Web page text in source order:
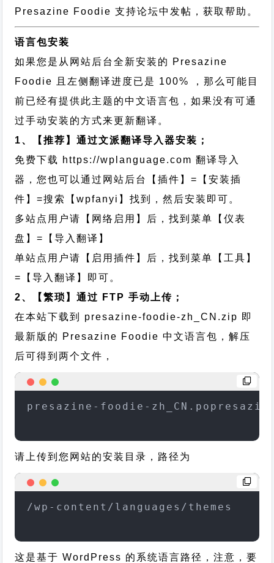
Presazine Foodie 支持论坛中发帖，获取帮助。
语言包安装
如果您是从网站后台全新安装的 Presazine
Foodie 且左侧翻译进度已是 100% ，那么可能目
前已经有提供此主题的中文语言包，如果没有可通
过手动安装的方式来更新翻译。
1、【推荐】通过文派翻译导入器安装；
免费下载 https://wplanguage.com 翻译导入
器，您也可以通过网站后台【插件】=【安装插
件】=搜索【wpfanyi】找到，然后安装即可。
多站点用户请【网络启用】后，找到菜单【仪表
盘】=【导入翻译】
单站点用户请【启用插件】后，找到菜单【工具】
=【导入翻译】即可。
2、【繁琐】通过 FTP 手动上传；
在本站下载到 presazine-foodie-zh_CN.zip 即
最新版的 Presazine Foodie 中文语言包，解压
后可得到两个文件，
presazine-foodie-
请上传到您网站的安装目录，路径为
/wp-content/languages/themes
这是基于 WordPress 的系统语言路径，注意，要